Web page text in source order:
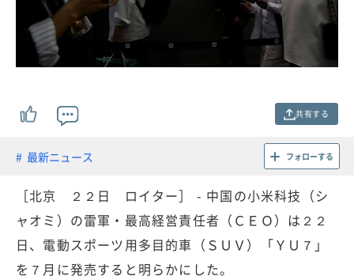
共有する
最新ニュース フォローする
［北京 ２２日 ロイター］ - 中国の小米科技（シ
ャオミ）の雷軍・最高経営責任者（ＣＥＯ）は２２
日、電動スポーツ用多目的車（ＳＵＶ）「ＹＵ７」
を７月に発売すると明らかにした。